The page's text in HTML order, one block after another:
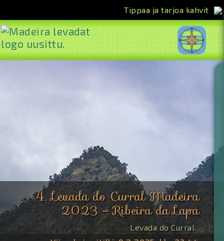
Tippaa ja tarjoa kahvit
<<
4. Levada do Curral Madeira
2023 – Ribeira da Lapa
Levada do Curral